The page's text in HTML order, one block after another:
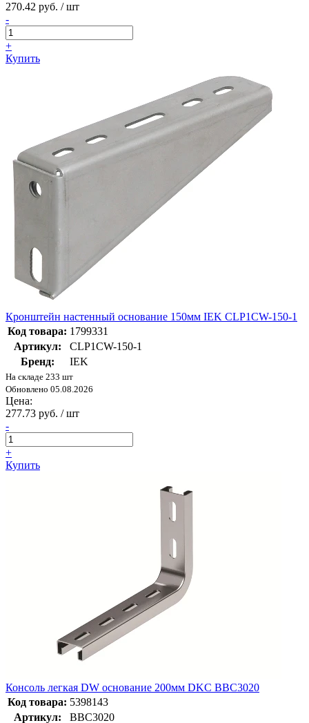
270.42 руб. / шт
-
+
Купить
Кронштейн настенный основание 150мм IEK CLP1CW-150-1
Код товара: 1799331
Артикул:
CLP1CW-150-1
Бренд:
IEK
На складе 233 шт
Обновлено 05.08.2026
Цена:
277.73 руб. / шт
-
+
Купить
Консоль легкая DW основание 200мм DKC BBC3020
Код товара: 5398143
Артикул:
BBC3020